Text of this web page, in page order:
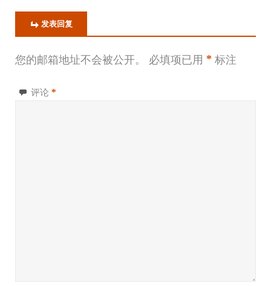
发表回复
您的邮箱地址不会被公开。 必填项已用 * 标注
评论 *